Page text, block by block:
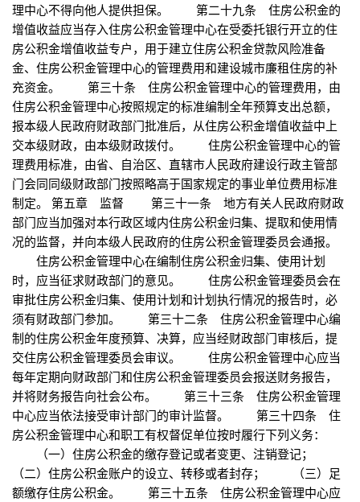
理中心不得向他人提供担保。 第二十九条 住房公积金的
增值收益应当存入住房公积金管理中心在受委托银行开立的住
房公积金增值收益专户，用于建立住房公积金贷款风险准备
金、住房公积金管理中心的管理费用和建设城市廉租住房的补
充资金。 第三十条 住房公积金管理中心的管理费用，由
住房公积金管理中心按照规定的标准编制全年预算支出总额，
报本级人民政府财政部门批准后，从住房公积金增值收益中上
交本级财政，由本级财政拨付。 住房公积金管理中心的管
理费用标准，由省、自治区、直辖市人民政府建设行政主管部
门会同同级财政部门按照略高于国家规定的事业单位费用标准
制定。 第五章 监督 第三十一条 地方有关人民政府财政
部门应当加强对本行政区域内住房公积金归集、提取和使用情
况的监督，并向本级人民政府的住房公积金管理委员会通报。
住房公积金管理中心在编制住房公积金归集、使用计划
时，应当征求财政部门的意见。 住房公积金管理委员会在
审批住房公积金归集、使用计划和计划执行情况的报告时，必
须有财政部门参加。 第三十二条 住房公积金管理中心编
制的住房公积金年度预算、决算，应当经财政部门审核后，提
交住房公积金管理委员会审议。 住房公积金管理中心应当
每年定期向财政部门和住房公积金管理委员会报送财务报告，
并将财务报告向社会公布。 第三十三条 住房公积金管理
中心应当依法接受审计部门的审计监督。 第三十四条 住
房公积金管理中心和职工有权督促单位按时履行下列义务：
（一）住房公积金的缴存登记或者变更、注销登记；
（二）住房公积金账户的设立、转移或者封存； （三）足
额缴存住房公积金。 第三十五条 住房公积金管理中心应